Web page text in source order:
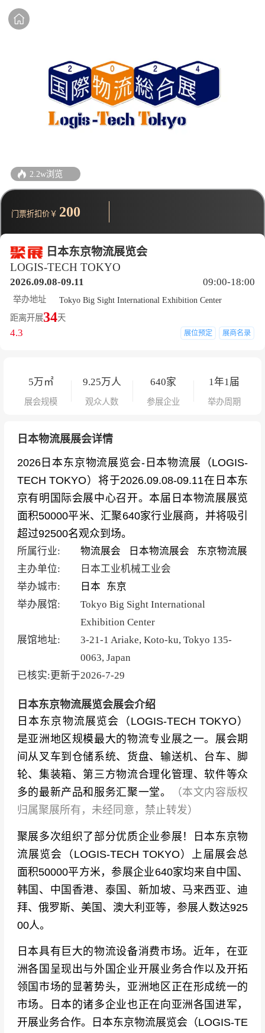
日本东京物流展览会
LOGIS-TECH TOKYO
2026.09.08-09.11 09:00-18:00
举办地址
Tokyo Big Sight International Exhibition Center
距离开展34天
4.3 展位预定 展商名录
5万㎡
展会规模
9.25万人
观众人数
640家
参展企业
1年1届
举办周期
2.2w浏览
门票折扣价￥ 200
日本物流展展会详情
2026日本东京物流展览会-日本物流展（LOGIS-
TECH TOKYO）将于2026.09.08-09.11在日本东
京有明国际会展中心召开。本届日本物流展展览
面积50000平米、汇聚640家行业展商，并将吸引
超过92500名观众到场。
所属行业: 物流展会 日本物流展会
东京物流展
主办单位:
日本工业机械工业会
举办城市:
日本
东京
举办展馆:
Tokyo Big Sight International
Exhibition Center
展馆地址:
3-21-1 Ariake, Koto-ku, Tokyo 135-
0063, Japan
已核实:更新于2026-7-29
日本东京物流展览会展会介绍
日本东京物流展览会（LOGIS-TECH TOKYO）
是亚洲地区规模最大的物流专业展之一。展会期
间从叉车到仓储系统、货盘、输送机、台车、脚
轮、集装箱、第三方物流合理化管理、软件等众
多的最新产品和服务汇聚一堂。
（本文内容版权
归属聚展所有，未经同意，禁止转发）
聚展多次组织了部分优质企业参展！日本东京物
流展览会（LOGIS-TECH TOKYO）上届展会总
面积50000平方米，参展企业640家均来自中国、
韩国、中国香港、泰国、新加坡、马来西亚、迪
拜、俄罗斯、美国、澳大利亚等，参展人数达925
00人。
日本具有巨大的物流设备消费市场。近年，在亚
洲各国呈现出与外国企业开展业务合作以及开拓
领国市场的显著势头，亚洲地区正在形成统一的
市场。日本的诸多企业也正在向亚洲各国进军，
开展业务合作。
日本东京物流展览会（LOGIS-TE